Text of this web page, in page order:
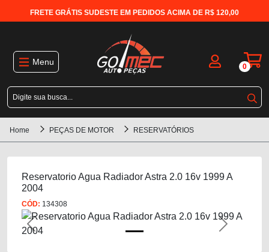
FRETE GRÁTIS SUDESTE EM PEDIDOS ACIMA DE R$ 120,00
Menu 0
Home PEÇAS DE MOTOR RESERVATÓRIOS
Reservatorio Agua Radiador Astra 2.0 16v 1999 A
2004
CÓD: 134308
Previous Next